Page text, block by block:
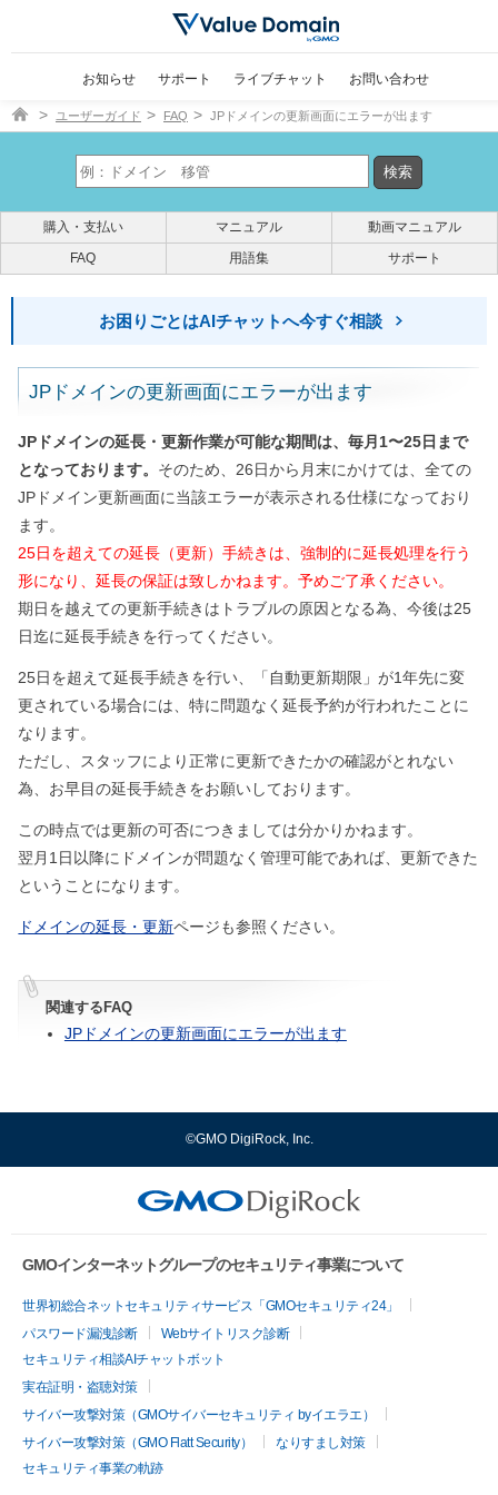
お知らせ サポート ライブチャット お問い合わせ
ドメイン取得ならバリュードメイン
ユーザーガイド FAQ JPドメインの更新画面にエラーが出ます
購入・支払い マニュアル
動画マニュアル
FAQ
用語集 サポート
お困りごとはAIチャットへ今すぐ相談
JPドメインの更新画面にエラーが出ます
JPドメインの延長・更新作業が可能な期間は、毎月1〜25日まで
となっております。 そのため、26日から月末にかけては、全ての
JPドメイン更新画面に当該エラーが表示される仕様になっており
ます。
25日を超えての延長（更新）手続きは、強制的に延長処理を行う
形になり、延長の保証は致しかねます。予めご了承ください。
期日を越えての更新手続きはトラブルの原因となる為、今後は25
日迄に延長手続きを行ってください。
25日を超えて延長手続きを行い、「自動更新期限」が1年先に変
更されている場合には、特に問題なく延長予約が行われたことに
なります。
ただし、スタッフにより正常に更新できたかの確認がとれない
為、お早目の延長手続きをお願いしております。
この時点では更新の可否につきましては分かりかねます。
翌月1日以降にドメインが問題なく管理可能であれば、更新できた
ということになります。
ドメインの延長・更新ページも参照ください。
関連するFAQ
JPドメインの更新画面にエラーが出ます
©GMO DigiRock, Inc.
GMOインターネットグループのセキュリティ事業について
世界初総合ネットセキュリティサービス「GMOセキュリティ24」
パスワード漏洩診断
Webサイトリスク診断
セキュリティ相談AIチャットボット
実在証明・盗聴対策
サイバー攻撃対策（GMOサイバーセキュリティ byイエラエ）
サイバー攻撃対策（GMO Flatt Security）
なりすまし対策
セキュリティ事業の軌跡